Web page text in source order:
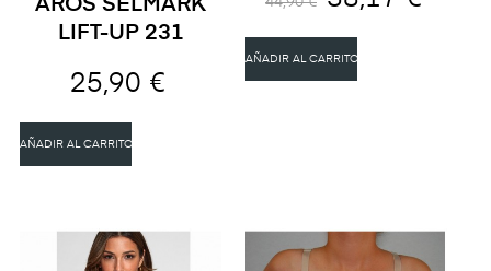
AROS SELMARK
LIFT-UP 231
25,90 €
AÑADIR AL CARRITO
AÑADIR AL CARRITO